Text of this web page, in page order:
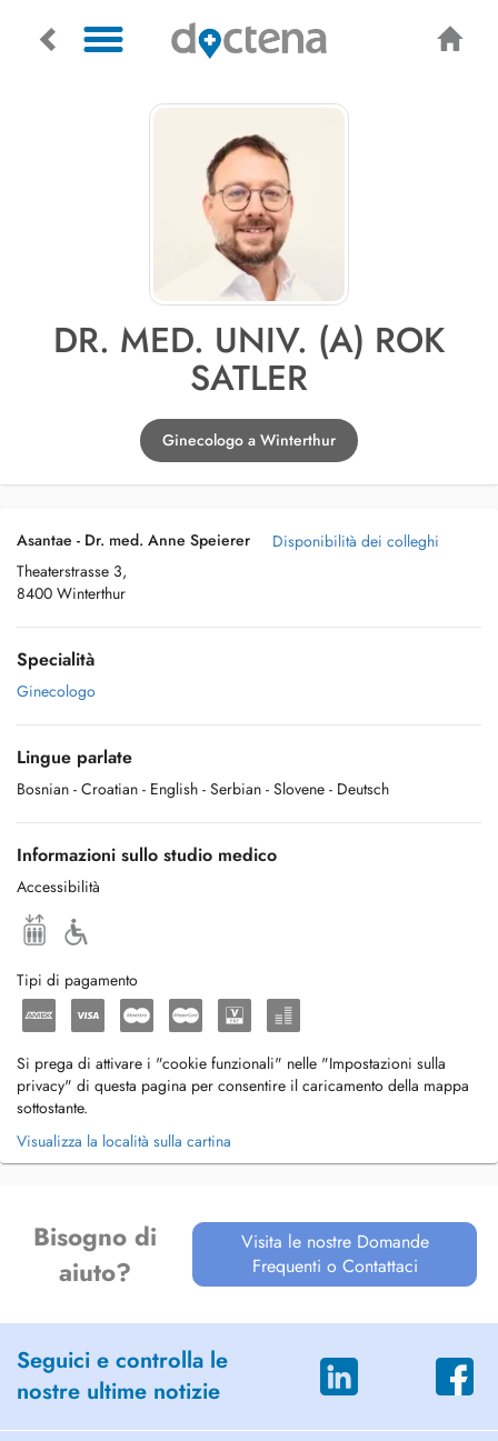
DR. MED. UNIV. (A) ROK
SATLER
Ginecologo a Winterthur
Asantae - Dr. med. Anne Speierer
Theaterstrasse 3,
8400 Winterthur
Disponibilità dei colleghi
Specialità
Ginecologo
Lingue parlate
Bosnian - Croatian - English - Serbian - Slovene - Deutsch
Informazioni sullo studio medico
Accessibilità
Tipi di pagamento
Si prega di attivare i "cookie funzionali" nelle "Impostazioni sulla
privacy" di questa pagina per consentire il caricamento della mappa
sottostante.
Visualizza la località sulla cartina
Bisogno di
aiuto?
Visita le nostre Domande
Frequenti o Contattaci
Seguici e controlla le
nostre ultime notizie